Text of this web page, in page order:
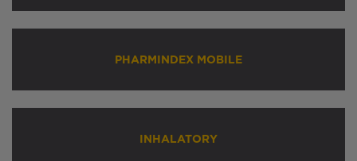
PHARMINDEX MOBILE
INHALATORY